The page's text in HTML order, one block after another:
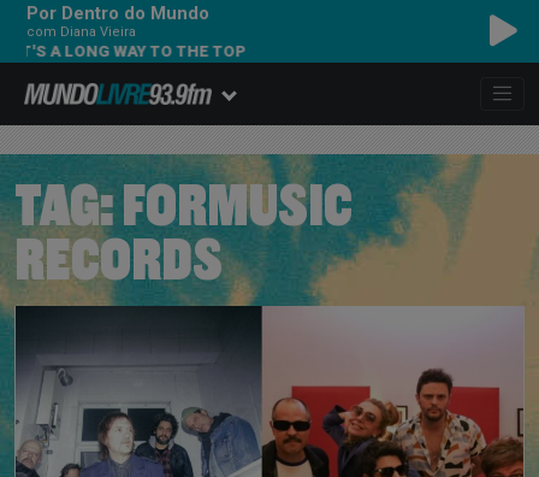
Por Dentro do Mundo
com Diana Vieira
LONG WAY TO THE TOP
TAG: FORMUSIC
RECORDS